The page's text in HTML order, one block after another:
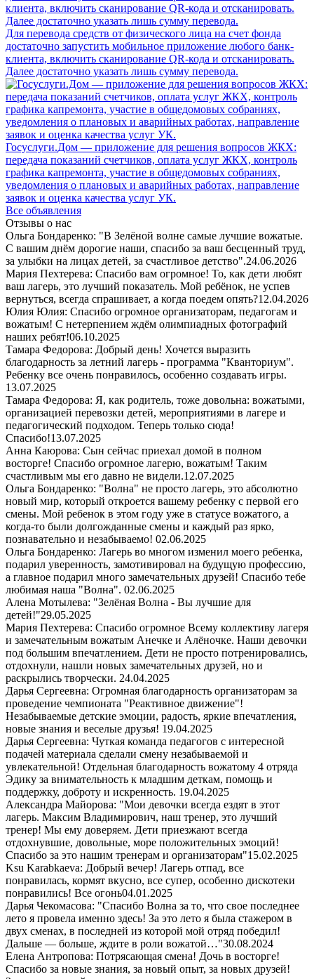
Для перевода средств от физического лица на счет фонда
достаточно запустить мобильное приложение любого банк-
клиента, включить сканирование QR-кода и отсканировать.
Далее достаточно указать лишь сумму перевода.
Госуслуги.Дом — приложение для решения вопросов ЖКХ:
передача показаний счетчиков, оплата услуг ЖКХ, контроль
графика капремонта, участие в общедомовых собраниях,
уведомления о плановых и аварийных работах, направление
заявок и оценка качества услуг УК.
Все объявления
Отзывы о нас
Ольга Бондаренко: "В Зелёной волне самые лучшие вожатые.
С вашим днём дорогие наши, спасибо за ваш бесценный труд,
за улыбки на лицах детей, за счастливое детство".24.06.2026
Мария Пехтерева: Спасибо вам огромное! То, как дети любят
ваш лагерь, это лучший показатель. Мой ребёнок, не успев
вернуться, всегда спрашивает, а когда поедем опять?12.04.2026
Юлия Юлия: Спасибо огромное организаторам, педагогам и
вожатым! С нетерпением ждём олимпиадных фотографий
наших ребят!06.10.2025
Тамара Федорова: Добрый день! Хочется выразить
благодарность за летний лагерь - программа "Кванториум".
Ребенку все очень понравилось, особенно создавать игры.
13.07.2025
Тамара Федорова: Я, как родитель, тоже довольна: вожатыми,
организацией перевозки детей, мероприятиями в лагере и
педагогический подходом. Теперь только сюда!
Спасибо!13.07.2025
Анна Каюрова: Сын сейчас приехал домой в полном
восторге! Спасибо огромное лагерю, вожатым! Таким
счастливым мы его давно не видели.12.07.2025
Ольга Бондаренко: "Волна" не просто лагерь, это абсолютно
новый мир, который откроется вашему ребенку с первой его
смены. Мой ребенок в этом году уже в статусе вожатого, а
когда-то были долгожданные смены и каждый раз ярко,
познавательно и незабываемо! 02.06.2025
Ольга Бондаренко: Лагерь во многом изменил моего ребенка,
подарил уверенность, замотивировал на будущую профессию,
а главное подарил много замечательных друзей! Спасибо тебе
любимая наша "Волна". 02.06.2025
Алена Мотылева: "Зелёная Волна - Вы лучшие для
детей!"29.05.2025
Мария Пехтерева: Спасибо огромное Всему коллективу лагеря
и замечательным вожатым Анечке и Алёночке. Наши девочки
под большим впечатлением. Дети не просто потренировались,
отдохнули, нашли новых замечательных друзей, но и
раскрылись творчески. 24.04.2025
Дарья Сергеевна: Огромная благодарность организаторам за
проведение чемпионата "Реактивное движение"!
Незабываемые детские эмоции, радость, яркие впечатления,
новые знания и веселые друзья! 19.04.2025
Дарья Сергеевна: Чуткая команда педагогов с интересной
подачей материала сделали смену незабываемой и
увлекательной! Отдельная благодарность вожатому 4 отряда
Эдику за внимательность к младшим деткам, помощь и
поддержку, доброту и искренность. 19.04.2025
Александра Майорова: "Мои девочки всегда ездят в этот
лагерь. Максим Владимирович, наш тренер, это лучший
тренер! Мы ему доверяем. Дети приезжают всегда
отдохнувшие, довольные, море положительных эмоций!
Спасибо за это нашим тренерам и организаторам"15.02.2025
Ksu Karabkaeva: Добрый вечер! Лагерь отпад, все
понравилась, кормят вкусно, все супер, особенно дискотеки
понравились! Все огонь04.01.2025
Дарья Чекомасова: "Спасибо Волна за то, что свое последнее
лето я провела именно здесь! За это лето я была стажером в
двух сменах, в последней из которой мой отряд победил!
Дальше — больше, ждите в роли вожатой…"30.08.2024
Елена Антропова: Потрясающая смена! Дочь в восторге!
Спасибо за новые знания, за новый опыт, за новых друзей!